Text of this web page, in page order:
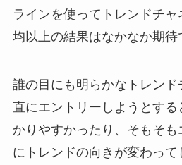
ラインを使ってトレンドチ
均以上の結果はなかなか期待
誰の目にも明らかなトレン
直にエントリーしようとす
かりやすかったり、そもそ
にトレンドの向きが変わって